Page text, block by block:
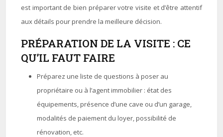
est important de bien préparer votre visite et d’être attentif
aux détails pour prendre la meilleure décision.
PRÉPARATION DE LA VISITE : CE
QU’IL FAUT FAIRE
Préparez une liste de questions à poser au
propriétaire ou à l’agent immobilier : état des
équipements, présence d’une cave ou d’un garage,
modalités de paiement du loyer, possibilité de
rénovation, etc.